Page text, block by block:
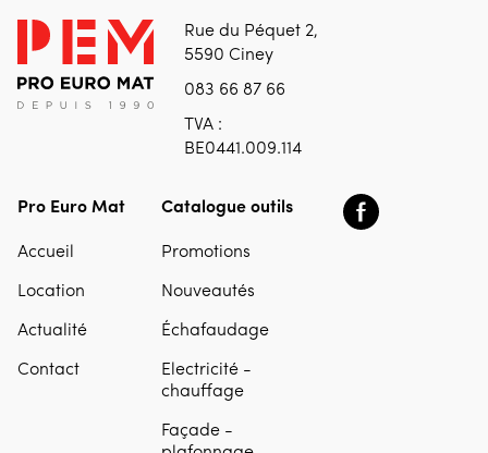
Rue du Péquet 2,
5590 Ciney
083 66 87 66
TVA :
BE0441.009.114
Pro Euro Mat
Accueil
Location
Actualité
Contact
Catalogue outils
Promotions
Nouveautés
Échafaudage
Electricité -
chauffage
Façade -